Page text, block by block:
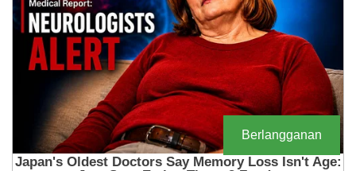
Berlangganan